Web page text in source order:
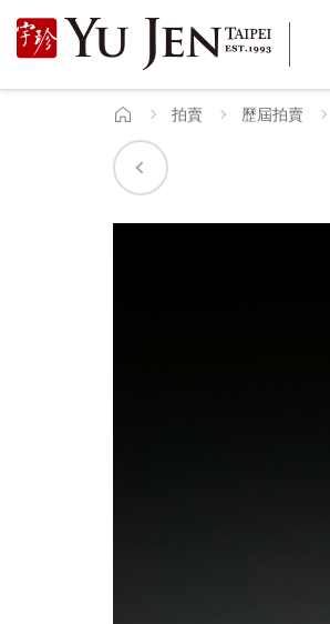
宇
珍
首
頁
拍賣 歷屆拍賣